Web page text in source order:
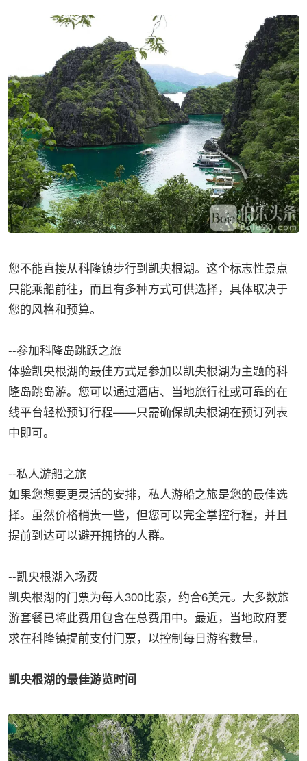
您不能直接从科隆镇步行到凯央根湖。这个标志性景点
只能乘船前往，而且有多种方式可供选择，具体取决于
您的风格和预算。
--参加科隆岛跳跃之旅
体验凯央根湖的最佳方式是参加以凯央根湖为主题的科
隆岛跳岛游。您可以通过酒店、当地旅行社或可靠的在
线平台轻松预订行程——只需确保凯央根湖在预订列表
中即可。
--私人游船之旅
如果您想要更灵活的安排，私人游船之旅是您的最佳选
择。虽然价格稍贵一些，但您可以完全掌控行程，并且
提前到达可以避开拥挤的人群。
--凯央根湖入场费
凯央根湖的门票为每人300比索，约合6美元。大多数旅
游套餐已将此费用包含在总费用中。最近，当地政府要
求在科隆镇提前支付门票，以控制每日游客数量。
凯央根湖的最佳游览时间